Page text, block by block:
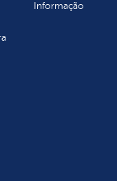
Informação